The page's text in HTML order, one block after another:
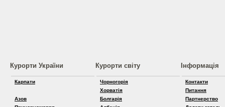
Курорти України
Карпати
Азов
Курорти світу
Чорногорія
Хорватія
Болгарія
Інформація
Контакти
Питання
Партнерство